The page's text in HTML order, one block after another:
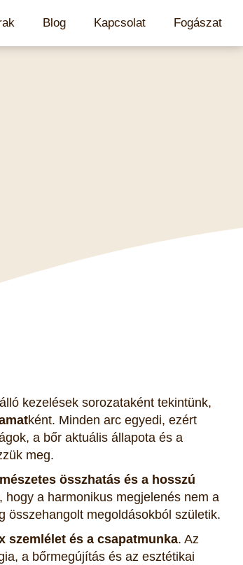
Blog Kapcsolat Fogászat
kezelések sorozataként tekintünk,
ként. Minden arc egyedi, ezért
a bőr aktuális állapota és a
meg.
összhatás és a hosszú
hogy a harmonikus megjelenés nem a
összehangolt megoldásokból születik.
szemlélet és a csapatmunka. Az
a bőrmegújítás és az esztétikai